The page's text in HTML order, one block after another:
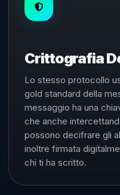
Crittografia
Lo stesso protocollo
gold standard della
messaggio ha una
che anche
possono decifrare gli
inoltre firmata
chi ti ha scritto.